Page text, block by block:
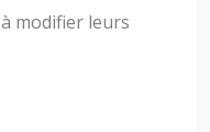
modifier leurs